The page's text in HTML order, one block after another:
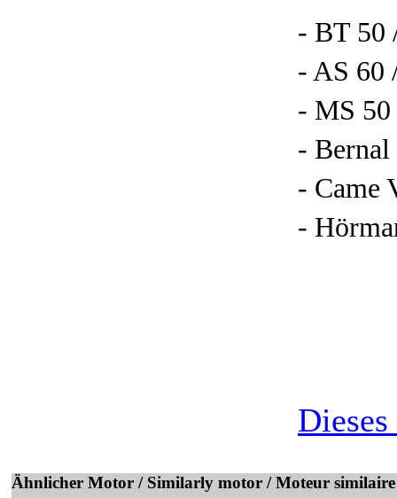
- BT 50
- AS 60
- MS
-
- Came
-
Ähnlicher Motor / Similarly motor / Moteur similaire